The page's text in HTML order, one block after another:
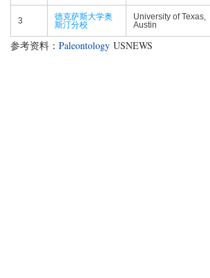
3
德克萨斯大学奥
斯汀分校
University of Texas,
Austin
参考资料： Paleontology USNEWS